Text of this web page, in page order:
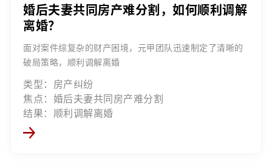
婚后夫妻共同房产难分割，如何顺利调解
离婚？
面对案件综复杂的财产困境，元甲团队迅速制定了清晰的
破局策略，顺利调解离婚
类型：房产纠纷
焦点：婚后夫妻共同房产难分割
结果：顺利调解离婚